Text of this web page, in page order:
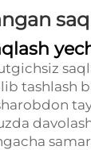
tashlash